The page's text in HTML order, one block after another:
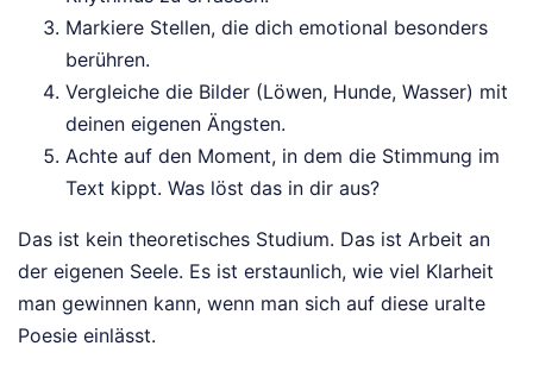
Markiere Stellen, die dich emotional besonders
berühren.
Vergleiche die Bilder (Löwen, Hunde, Wasser) mit
deinen eigenen Ängsten.
Achte auf den Moment, in dem die Stimmung im
Text kippt. Was löst das in dir aus?
Das ist kein theoretisches Studium. Das ist Arbeit an
der eigenen Seele. Es ist erstaunlich, wie viel Klarheit
man gewinnen kann, wenn man sich auf diese uralte
Poesie einlässt.